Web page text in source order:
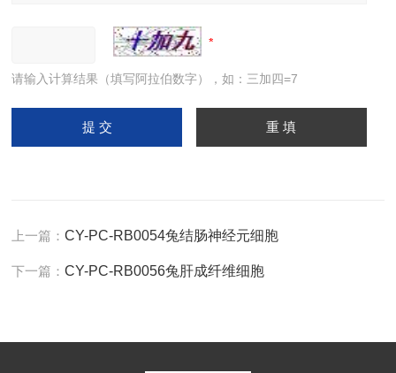
请输入计算结果（填写阿拉伯数字），如：三加四=7
上一篇：CY-PC-RB0054兔结肠神经元细胞
下一篇：CY-PC-RB0056兔肝成纤维细胞